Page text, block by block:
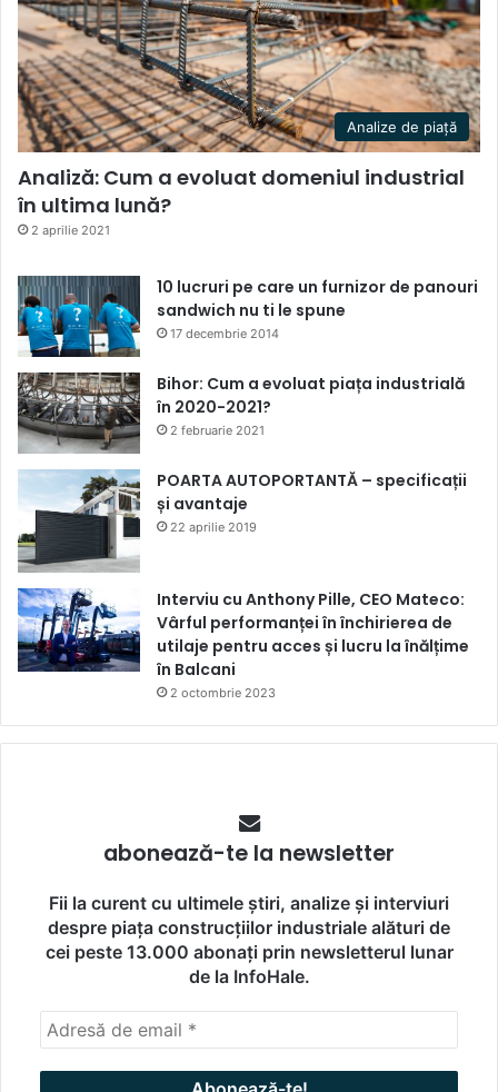
Analize de piață
Analiză: Cum a evoluat domeniul industrial
în ultima lună?
2 aprilie 2021
10 lucruri pe care un furnizor de panouri
sandwich nu ti le spune
17 decembrie 2014
Bihor: Cum a evoluat piața industrială
în 2020-2021?
2 februarie 2021
POARTA AUTOPORTANTĂ – specificații
și avantaje
22 aprilie 2019
Interviu cu Anthony Pille, CEO Mateco:
Vârful performanței în închirierea de
utilaje pentru acces și lucru la înălțime
în Balcani
2 octombrie 2023
abonează-te la newsletter
Fii la curent cu ultimele știri, analize și interviuri
despre piața construcțiilor industriale alături de
cei peste 13.000 abonați prin newsletterul lunar
de la InfoHale.